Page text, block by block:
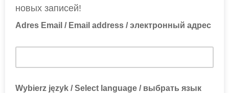
новых записей!
Adres Email / Email address / электронный адрес
Wybierz język / Select language / выбрать язык